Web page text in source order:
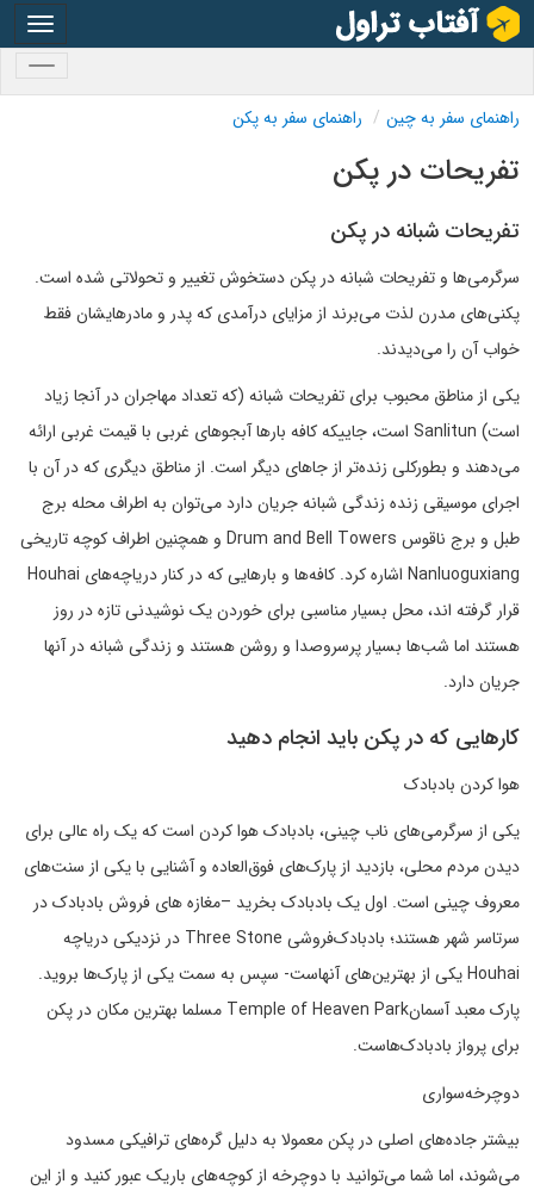
راهنمای سفر به چین راهنمای سفر به پکن
تفریحات در پکن
تفریحات شبانه در پکن
سرگرمی‌ها و تفریحات شبانه در پکن دستخوش تغییر و تحولاتی شده است.
پکنی‌های مدرن لذت می‌برند از مزایای درآمدی که پدر و مادرهایشان فقط
خواب آن را می‌دیدند.
یکی از مناطق محبوب برای تفریحات شبانه (که تعداد مهاجران در آنجا زیاد
است) Sanlitun است، جاییکه کافه بارها آبجوهای غربی با قیمت غربی ارائه
می‌دهند و بطورکلی زنده‌تر از جاهای دیگر است. از مناطق دیگری که در آن با
اجرای موسیقی زنده زندگی شبانه جریان دارد می‌توان به اطراف محله برج
طبل و برج ناقوس Drum and Bell Towers و همچنین اطراف کوچه تاریخی
Nanluoguxiang اشاره کرد. کافه‌ها و بارهایی که در کنار دریاچه‌های Houhai
قرار گرفته اند، محل بسیار مناسبی برای خوردن یک نوشیدنی تازه در روز
هستند اما شب‌ها بسیار پرسروصدا و روشن هستند و زندگی شبانه در آنها
جریان دارد.
کارهایی که در پکن باید انجام دهید
هوا کردن بادبادک
یکی از سرگرمی‌های ناب چینی، بادبادک هوا کردن است که یک راه عالی برای
دیدن مردم محلی، بازدید از پارک‌های فوق‌العاده و آشنایی با یکی از سنت‌های
معروف چینی است. اول یک بادبادک بخرید –مغازه های فروش بادبادک در
سرتاسر شهر هستند؛ بادبادک‌فروشی Three Stone در نزدیکی دریاچه
Houhai یکی از بهترین‌های آنهاست- سپس به سمت یکی از پارک‌ها بروید.
پارک معبد آسمانTemple of Heaven Park مسلما بهترین مکان در پکن
برای پرواز بادبادک‌هاست.
دوچرخه‌سواری
بیشتر جاده‌های اصلی در پکن معمولا به دلیل گره‌های ترافیکی مسدود
می‌شوند، اما شما می‌توانید با دوچرخه از کوچه‌های باریک عبور کنید و از این